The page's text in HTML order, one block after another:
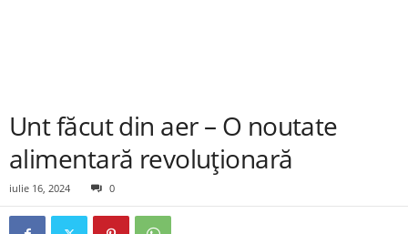
Unt făcut din aer – O noutate
alimentară revoluționară
iulie 16, 2024 0